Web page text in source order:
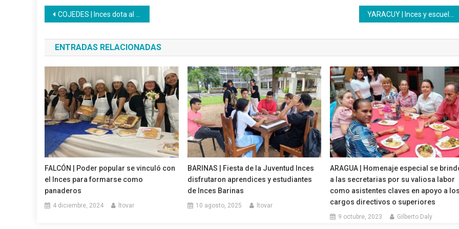
Navegación
de
entradas
COJEDES | Inces dota al personal de material de bioseguridad
ENTRADAS RELACIONADAS
FALCÓN | Poder popular se vinculó con
el Inces para formarse como
panaderos
4 diciembre, 2024 ltovar
BARINAS | Fiesta de la Juventud Inces
disfrutaron aprendices y estudiantes
de Inces Barinas
10 agosto, 2025 ltovar
ARAGUA | Homenaje especial se
a las secretarias por su valiosa labor
como asistentes claves en apoyo a
cargos directivos o superiores
9 octubre, 2023 Gilberto Daly